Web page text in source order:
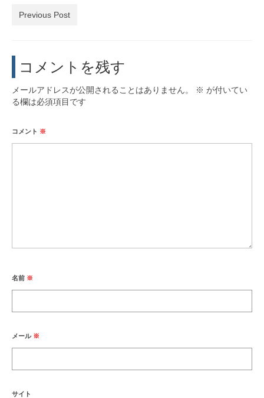
Previous Post
コメントを残す
メールアドレスが公開されることはありません。 ※ が付いてい
る欄は必須項目です
コメント ※
名前 ※
メール ※
サイト